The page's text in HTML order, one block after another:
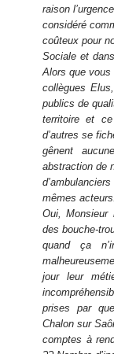
raison
considéré
coûteux pour
Sociale et
Alors que
collègues
publics de
territoire et
d’autres se
gênent
abstraction de
mêmes acteurs.
Oui,
des bouche-
quand ça
jour leur
prises par
Chalon sur
comptes à